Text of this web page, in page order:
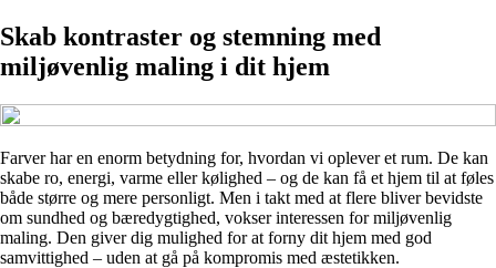
Skab kontraster og stemning med
miljøvenlig maling i dit hjem
Farver har en enorm betydning for, hvordan vi oplever et rum. De kan
skabe ro, energi, varme eller kølighed – og de kan få et hjem til at føles
både større og mere personligt. Men i takt med at flere bliver bevidste
om sundhed og bæredygtighed, vokser interessen for miljøvenlig
maling. Den giver dig mulighed for at forny dit hjem med god
samvittighed – uden at gå på kompromis med æstetikken.